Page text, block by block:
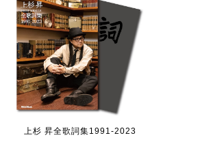
上杉 昇全歌詞集1991-2023